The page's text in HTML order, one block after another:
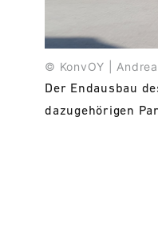
© KonvOY |
Der Endausbau
dazugehörigen